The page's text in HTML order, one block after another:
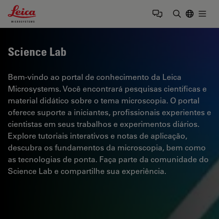
Leica Microsystems Logo
Science Lab
Bem-vindo ao portal de conhecimento da Leica
Microsystems. Você encontrará pesquisas científicas e
material didático sobre o tema microscopia. O portal
oferece suporte a iniciantes, profissionais experientes e
cientistas em seus trabalhos e experimentos diários.
Explore tutoriais interativos e notas de aplicação,
descubra os fundamentos da microscopia, bem como
as tecnologias de ponta. Faça parte da comunidade do
Science Lab e compartilhe sua experiência.